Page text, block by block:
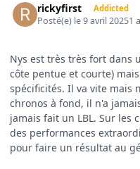
rickyfirst Addicted
Posté(e) le 9 avril 20251 a
Nys est très très fort dans
côte pentue et courte)
spécificités. Il va vite mais
chronos à fond, il n'a
jamais fait un LBL. Sur les
des performances
pour faire un résultat au